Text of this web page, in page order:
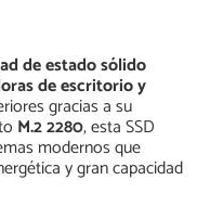
de estado sólido
de escritorio y
gracias a su
M.2 2280, esta SSD
modernos que
y gran capacidad